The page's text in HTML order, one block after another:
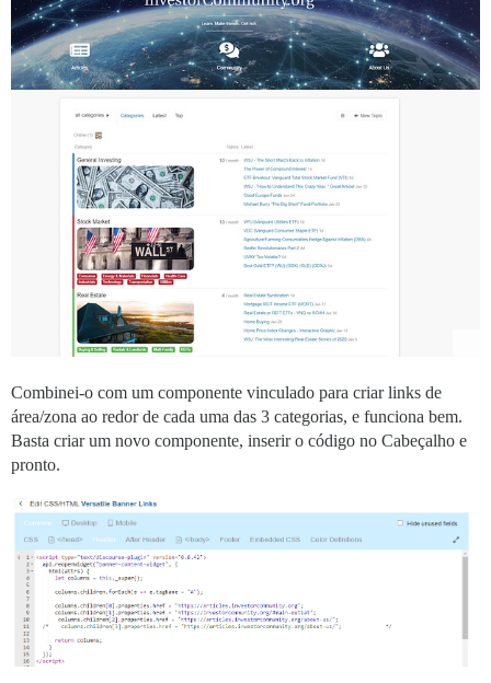
Combinei-o com um componente vinculado para criar links de
área/zona ao redor de cada uma das 3 categorias, e funciona bem.
Basta criar um novo componente, inserir o código no Cabeçalho e
pronto.